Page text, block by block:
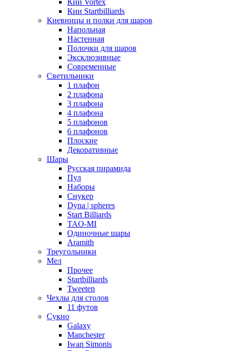
Кии Vortex
Кии Startbilliards
Киевницы и полки для шаров
Напольная
Настенная
Полочки для шаров
Эксклюзивные
Современные
Светильники
1 плафон
2 плафона
3 плафона
4 плафона
5 плафонов
6 плафонов
Плоские
Декоративные
Шары
Русская пирамида
Пул
Наборы
Снукер
Dyna | spheres
Start Billiards
TAO-MI
Одиночные шары
Aramith
Треугольники
Мел
Прочее
Startbilliards
Tweeten
Чехлы для столов
11 футов
Сукно
Galaxy
Manchester
Iwan Simonis